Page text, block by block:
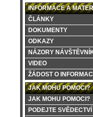
INFORMACE A
ČLÁNKY
DOKUMENTY
ODKAZY
NÁZORY
VIDEO
ŽÁDOST O
JAK MOHU POMOCI?
JAK MOHU POMOCI?
PODEJTE SVĚDECTVÍ